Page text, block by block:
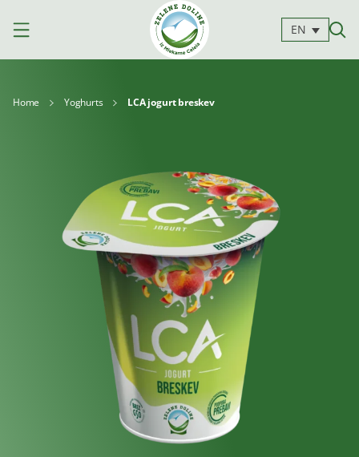
EN
YoghurtsCheeses
Kajmak
and
spreads
For
cooking
No
added
sugar
For
children
Home Yoghurts LCA jogurt breskev